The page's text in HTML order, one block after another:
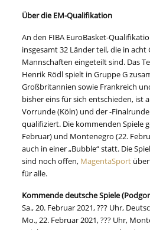
Über die EM-Qualifikation
An den FIBA EuroBasket-
insgesamt 32 Länder teil, die in acht
Mannschaften eingeteilt sind. Das
Henrik Rödl spielt in Gruppe G
Großbritannien sowie Frankreich
bisher eins für sich entschieden, ist
Vorrunde (Köln) und der -
qualifiziert. Die kommenden Spiele
Februar) und Montenegro (22.
auch in einer „Bubble“ statt. Die
sind noch offen, MagentaSport
für alle.
Kommende deutsche Spiele
Sa., 20. Februar 2021, ??? Uhr,
Mo., 22. Februar 2021, ??? Uhr,